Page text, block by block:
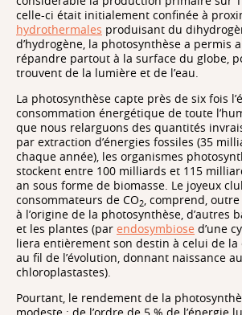
celle-ci était initialement confinée à
hydrothermales produisant du
d’hydrogène, la photosynthèse a permis
répandre partout à la surface du globe,
trouvent de la lumière et de l’eau.
La photosynthèse capte près de six fois
consommation énergétique de toute
que nous relarguons des quantités
par extraction d’énergies fossiles (35
chaque année), les organismes
stockent entre 100 milliards et 115
an sous forme de biomasse. Le joyeux
consommateurs de CO2, comprend,
à l’origine de la photosynthèse, d’autres
et les plantes (par endosymbiose d’une
liera entièrement son destin à celui de la
au fil de l’évolution, donnant naissance
chloroplastastes).
Pourtant, le rendement de la